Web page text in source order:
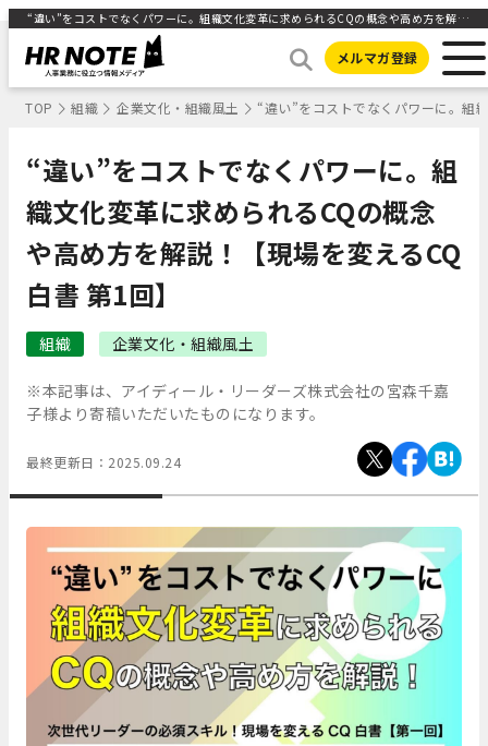
“違い”をコストでなくパワーに。組織文化変革に求められるCQの概念や高め方を解説！【現場を変えるCQ白書 第1回】 ｜HR NOTE
メルマガ登録
TOP 組織 企業文化・組織風土 “違い”をコストでなくパワーに。組
“違い”をコストでなくパワーに。組
織文化変革に求められるCQの概念
や高め方を解説！【現場を変えるCQ
白書 第1回】
組織 企業文化・組織風土
※本記事は、アイディール・リーダーズ株式会社の宮森千嘉
子様より寄稿いただいたものになります。
最終更新日： 2025.09.24